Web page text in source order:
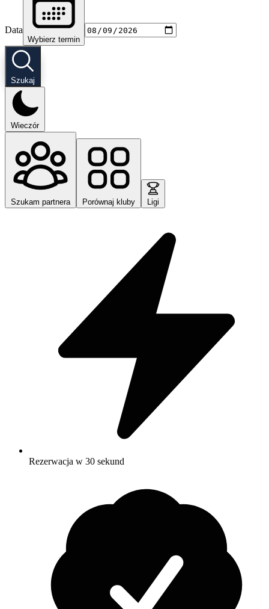
Data
Wybierz termin
Szukaj
Wieczór
Szukam partnera Porównaj kluby Ligi
Rezerwacja w 30 sekund